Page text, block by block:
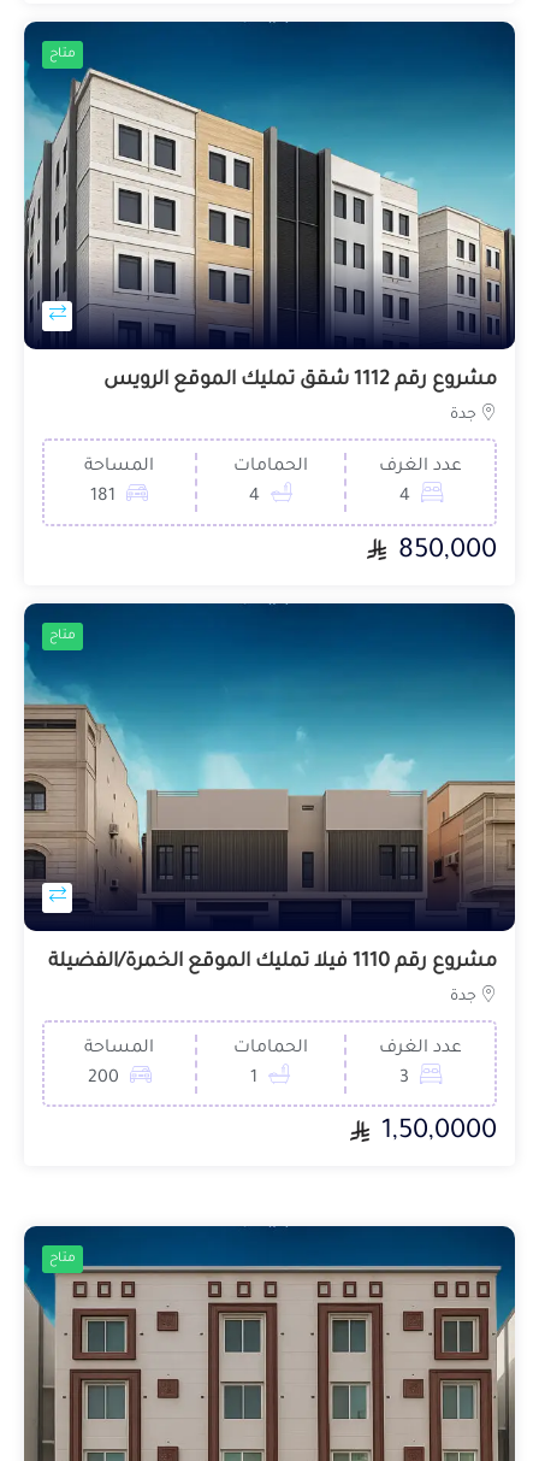
متاح
مشروع رقم 1112 شقق تمليك الموقع الرويس
جدة
عدد الغرف
4
الحمامات
4
المساحة
181
850,000
متاح
مشروع رقم 1110 فيلا تمليك الموقع الخمرة/الفضيلة
جدة
عدد الغرف
3
الحمامات
1
المساحة
200
1,50,0000
متاح